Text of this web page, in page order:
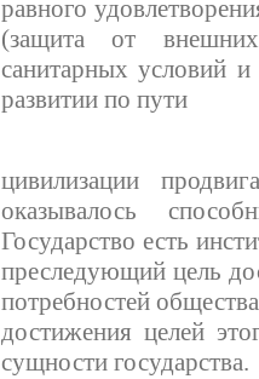
равного
(защита от
санитарных условий
развитии по пути
цивилизации
оказывалось
Государство есть
преследующий цель
потребностей
достижения целей
сущности государства.